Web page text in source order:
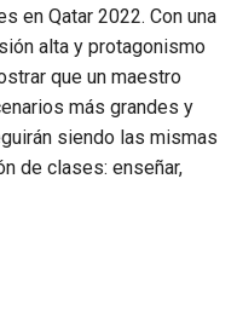
en Qatar 2022. Con una
alta y protagonismo
que un maestro
más grandes y
siendo las mismas
de clases: enseñar,